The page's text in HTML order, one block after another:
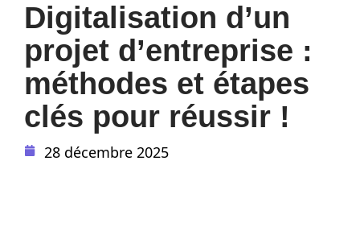
Digitalisation d’un
projet d’entreprise :
méthodes et étapes
clés pour réussir !
28 décembre 2025